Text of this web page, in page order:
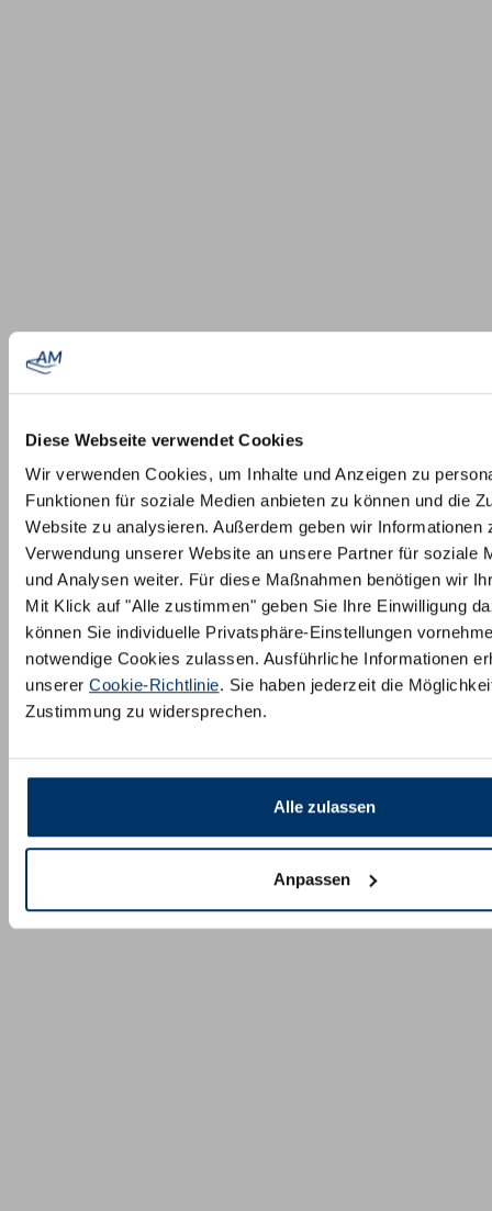
Diese Webseite verwendet Cookies
Wir verwenden Cookies, um Inhalte und Anzeigen zu
Funktionen für soziale Medien anbieten zu können und die
Website zu analysieren. Außerdem geben wir Informationen
Verwendung unserer Website an unsere Partner für soziale
und Analysen weiter. Für diese Maßnahmen benötigen wir
Mit Klick auf "Alle zustimmen" geben Sie Ihre Einwilligung
können Sie individuelle Privatsphäre-Einstellungen
notwendige Cookies zulassen. Ausführliche Informationen
unserer Cookie-Richtlinie. Sie haben jederzeit die
Zustimmung zu widersprechen.
Alle zulassen
Anpassen